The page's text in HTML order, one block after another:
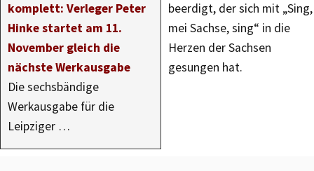
komplett: Verleger Peter
Hinke startet am 11.
November gleich die
nächste Werkausgabe
Die sechsbändige
Werkausgabe für die
Leipziger …
beerdigt, der sich mit „Sing,
mei Sachse, sing“ in die
Herzen der Sachsen
gesungen hat.